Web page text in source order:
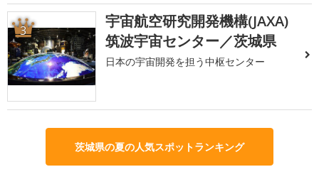
3
宇宙航空研究開発機構(JAXA)
筑波宇宙センター／茨城県
日本の宇宙開発を担う中枢センター
茨城県の夏の人気スポットランキング